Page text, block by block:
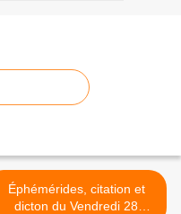
Éphémérides, citation et
dicton du Vendredi 28